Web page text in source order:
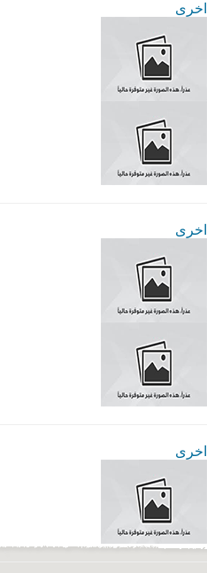
اخرى
اخرى
اخرى